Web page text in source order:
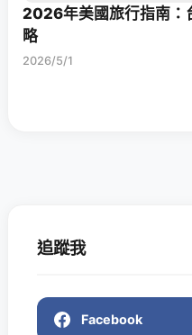
2026年美國旅行指南：
略
2026/5/1
追蹤我
Facebook